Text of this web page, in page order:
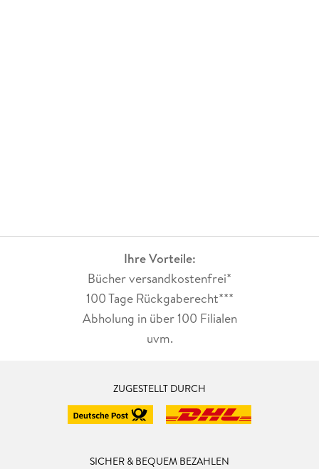
Ihre Vorteile:
Bücher versandkostenfrei*
100 Tage Rückgaberecht***
Abholung in über 100 Filialen
uvm.
ZUGESTELLT DURCH
SICHER & BEQUEM BEZAHLEN